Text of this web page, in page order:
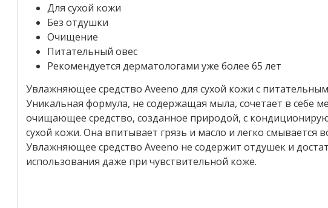
Для сухой кожи
Без отдушки
Очищение
Питательный овес
Рекомендуется дерматологами уже более 65 лет
Увлажняющее средство Aveeno для сухой кожи с
Уникальная формула, не содержащая мыла, сочетает в себе
очищающее средство, созданное природой, с
сухой кожи. Она впитывает грязь и масло и легко смывается
Увлажняющее средство Aveeno не содержит отдушек и
использования даже при чувствительной коже.